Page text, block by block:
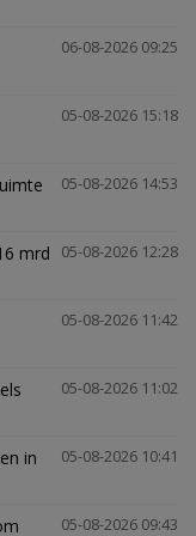
06-08-2026 09:25
05-08-2026 15:18
05-08-2026 14:53
05-08-2026 12:28
mrd
05-08-2026 11:42
05-08-2026 11:02
05-08-2026 10:41
in
05-08-2026 09:43